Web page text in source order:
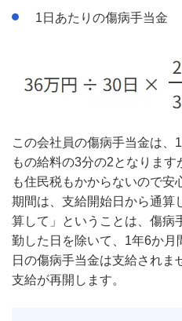
1日あたりの傷病手当金
この会社員の傷病手当金は、
もの給料の3分の2となりま
も住民税もかからないので安
期間は、支給開始日から通算
算して」ということは、傷病
勤した日を除いて、1年6か月
日の傷病手当金は支給されま
支給が再開します。